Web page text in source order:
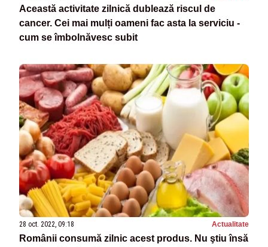
Această activitate zilnică dublează riscul de
cancer. Cei mai mulți oameni fac asta la serviciu -
cum se îmbolnăvesc subit
28 oct. 2022, 09:18 Actualitate
Românii consumă zilnic acest produs. Nu ştiu însă